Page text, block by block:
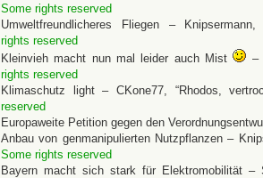
Some rights reserved
Umweltfreundlicheres Fliegen – Knipsermann,
rights reserved
Kleinvieh macht nun mal leider auch Mist
–
rights reserved
Klimaschutz light – CKone77, “Rhodos,
reserved
Europaweite Petition gegen den
Anbau von genmanipulierten Nutzpflanzen –
Some rights reserved
Bayern macht sich stark für Elektromobilität –